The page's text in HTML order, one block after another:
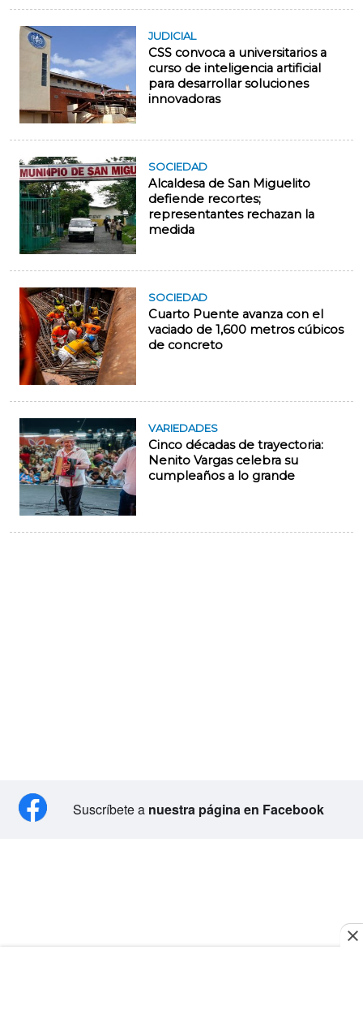
JUDICIAL
CSS convoca a universitarios a
curso de inteligencia artificial
para desarrollar soluciones
innovadoras
SOCIEDAD
Alcaldesa de San Miguelito
defiende recortes;
representantes rechazan la
medida
SOCIEDAD
Cuarto Puente avanza con el
vaciado de 1,600 metros cúbicos
de concreto
VARIEDADES
Cinco décadas de trayectoria:
Nenito Vargas celebra su
cumpleaños a lo grande
Suscríbete a nuestra página en Facebook